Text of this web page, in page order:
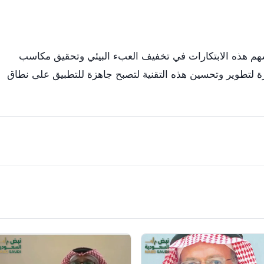
هذه الابتكارات في تخفيف العبء البيئي وتحقيق مكاسب
لتطوير وتحسين هذه التقنية لتصبح جاهزة للتطبيق على نطاق